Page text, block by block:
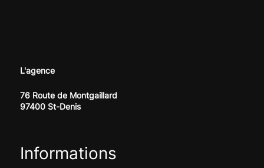
L'agence
76 Route de Montgaillard
97400 St-Denis
Informations